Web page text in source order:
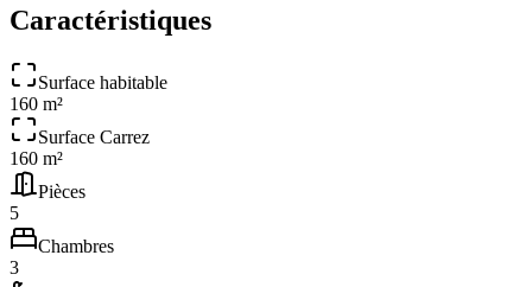
Caractéristiques
Surface habitable
160 m²
Surface Carrez
160 m²
Pièces
5
Chambres
3